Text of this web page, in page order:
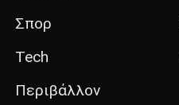
Σπορ
Tech
Περιβάλλον